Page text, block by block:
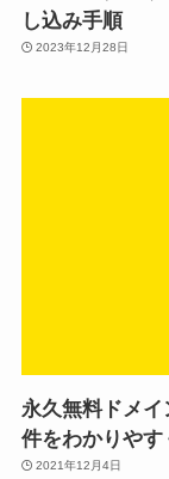
し込み手順
2023年12月28日
永久無料ドメ
件をわかりやす
2021年12月4日